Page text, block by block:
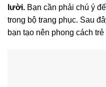
lười. Bạn cần phải chú ý
trong bộ trang phục. Sau
bạn tạo nên phong cách